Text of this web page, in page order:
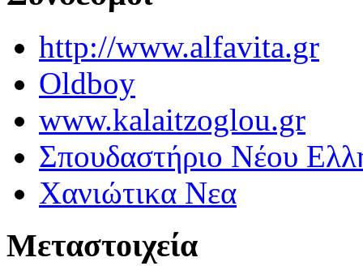
http://www.alfavita.gr
Oldboy
www.kalaitzoglou.gr
Σπουδαστήριο Νέου
Χανιώτικα Νεα
Μεταστοιχεία